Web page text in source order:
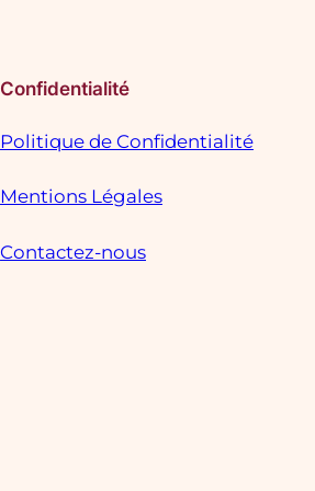
Confidentialité
Politique de Confidentialité
Mentions Légales
Contactez-nous